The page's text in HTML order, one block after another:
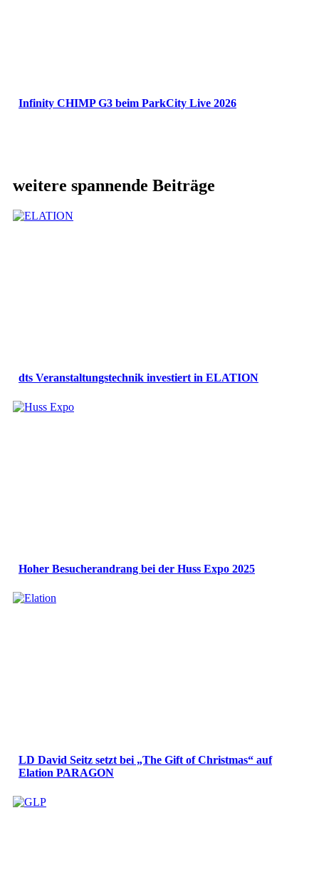
Infinity CHIMP G3 beim ParkCity Live 2026
weitere spannende Beiträge
dts Veranstaltungstechnik investiert in ELATION
Hoher Besucherandrang bei der Huss Expo 2025
LD David Seitz setzt bei „The Gift of Christmas“ auf
Elation PARAGON